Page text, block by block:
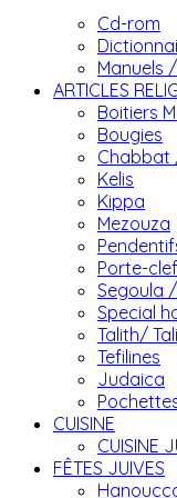
Cd-rom
Manuels
ARTICLES
Boitiers
Bougies
Chabbat
Kelis
Kippa
Mezouza
Porte-
Segoula
Special
Talith/
Tefilines
Judaica
CUISINE
CUISINE
FÊTES JUIVES